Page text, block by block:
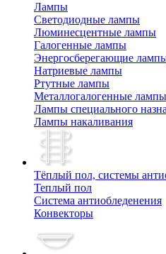
Лампы
Cветодиодные лампы
Люминесцентные лампы
Галогенные лампы
Энергосберегающие
Натриевые лампы
Ртутные лампы
Металлогалогенные лампы
Лампы специального
Лампы накаливания
Тёплый пол, cистемы
Теплый пол
Система антиобледенения
Конвекторы